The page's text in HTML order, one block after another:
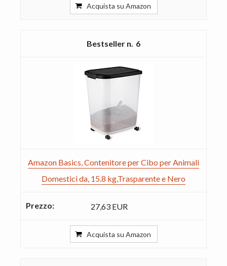
Acquista su Amazon
6
Amazon Basics, Contenitore per Cibo per Animali
Domestici da, 15.8 kg,Trasparente e Nero
27,63 EUR
Acquista su Amazon